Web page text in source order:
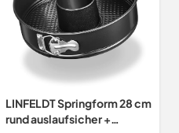
LINFELDT Springform 28 cm
rund auslaufsicher +